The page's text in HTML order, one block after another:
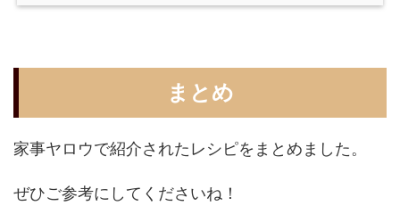
まとめ
家事ヤロウで紹介されたレシピをまとめました。
ぜひご参考にしてくださいね！